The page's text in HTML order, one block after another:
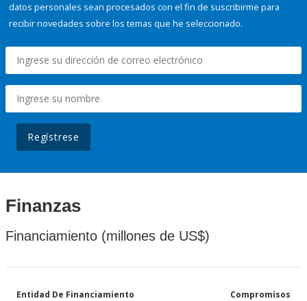
datos personales sean procesados con el fin de suscribirme para
recibir novedades sobre los temas que he seleccionado.
Regístrese
Finanzas
Financiamiento (millones de US$)
Entidad De Financiamiento Compromisos